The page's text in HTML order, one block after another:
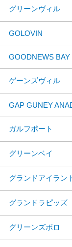
グリーンヴィル
GOLOVIN
GOODNEWS BAY
ゲーンズヴィル
GAP GUNEY
ガルフポート
グリーンベイ
グランドアイラン
グランドラピッズ
グリーンズボロ